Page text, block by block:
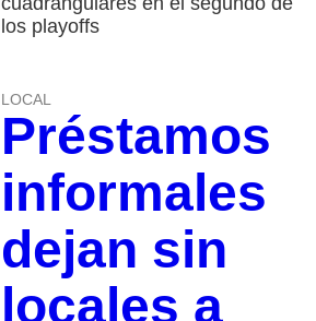
los playoffs
LOCAL
Préstamos
informales
dejan sin
locales a